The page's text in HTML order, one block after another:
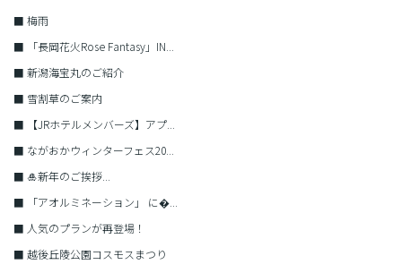
■ 梅雨
■
「長岡花火Rose Fantasy」IN...
■ 新潟海宝丸のご紹介
■ 雪割草のご案内
■
【JRホテルメンバーズ】アプ...
■ ながおかウィンターフェス20...
■ 🎍新年のご挨拶...
■
「アオルミネーション」 に�...
■ 人気のプランが再登場！
■ 越後丘陵公園コスモスまつり